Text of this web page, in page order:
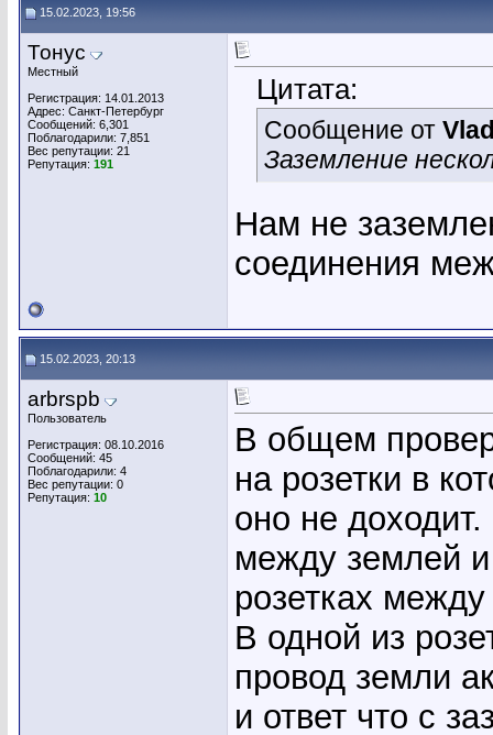
15.02.2023, 19:56
Тонус
Местный
Регистрация: 14.01.2013
Адрес: Санкт-Петербург
Сообщений: 6,301
Поблагодарили: 7,851
Вес репутации: 21
Репутация: 191
Цитата:
Сообщение от
Заземление
Нам не
соединения
15.02.2023, 20:13
arbrspb
Пользователь
Регистрация: 08.10.2016
Сообщений: 45
Поблагодарили: 4
Вес репутации: 0
Репутация: 10
В общем
на розетки в
оно не
между землей
розетках
В одной из
провод земли
и ответ что с